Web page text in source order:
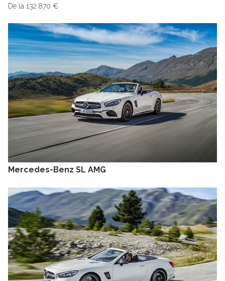
De la 132.870 €
Mercedes-Benz SL AMG